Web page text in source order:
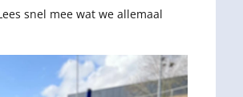
snel mee wat we allemaal